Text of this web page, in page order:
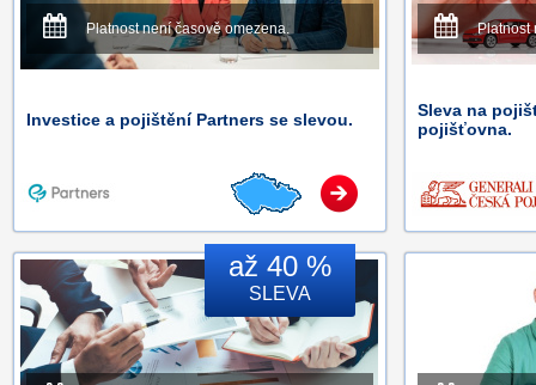
Platnost není časově omezena.
Investice a pojištění Partners se slevou.
Platnost
Sleva na
pojišťovna.
až 40 %
SLEVA